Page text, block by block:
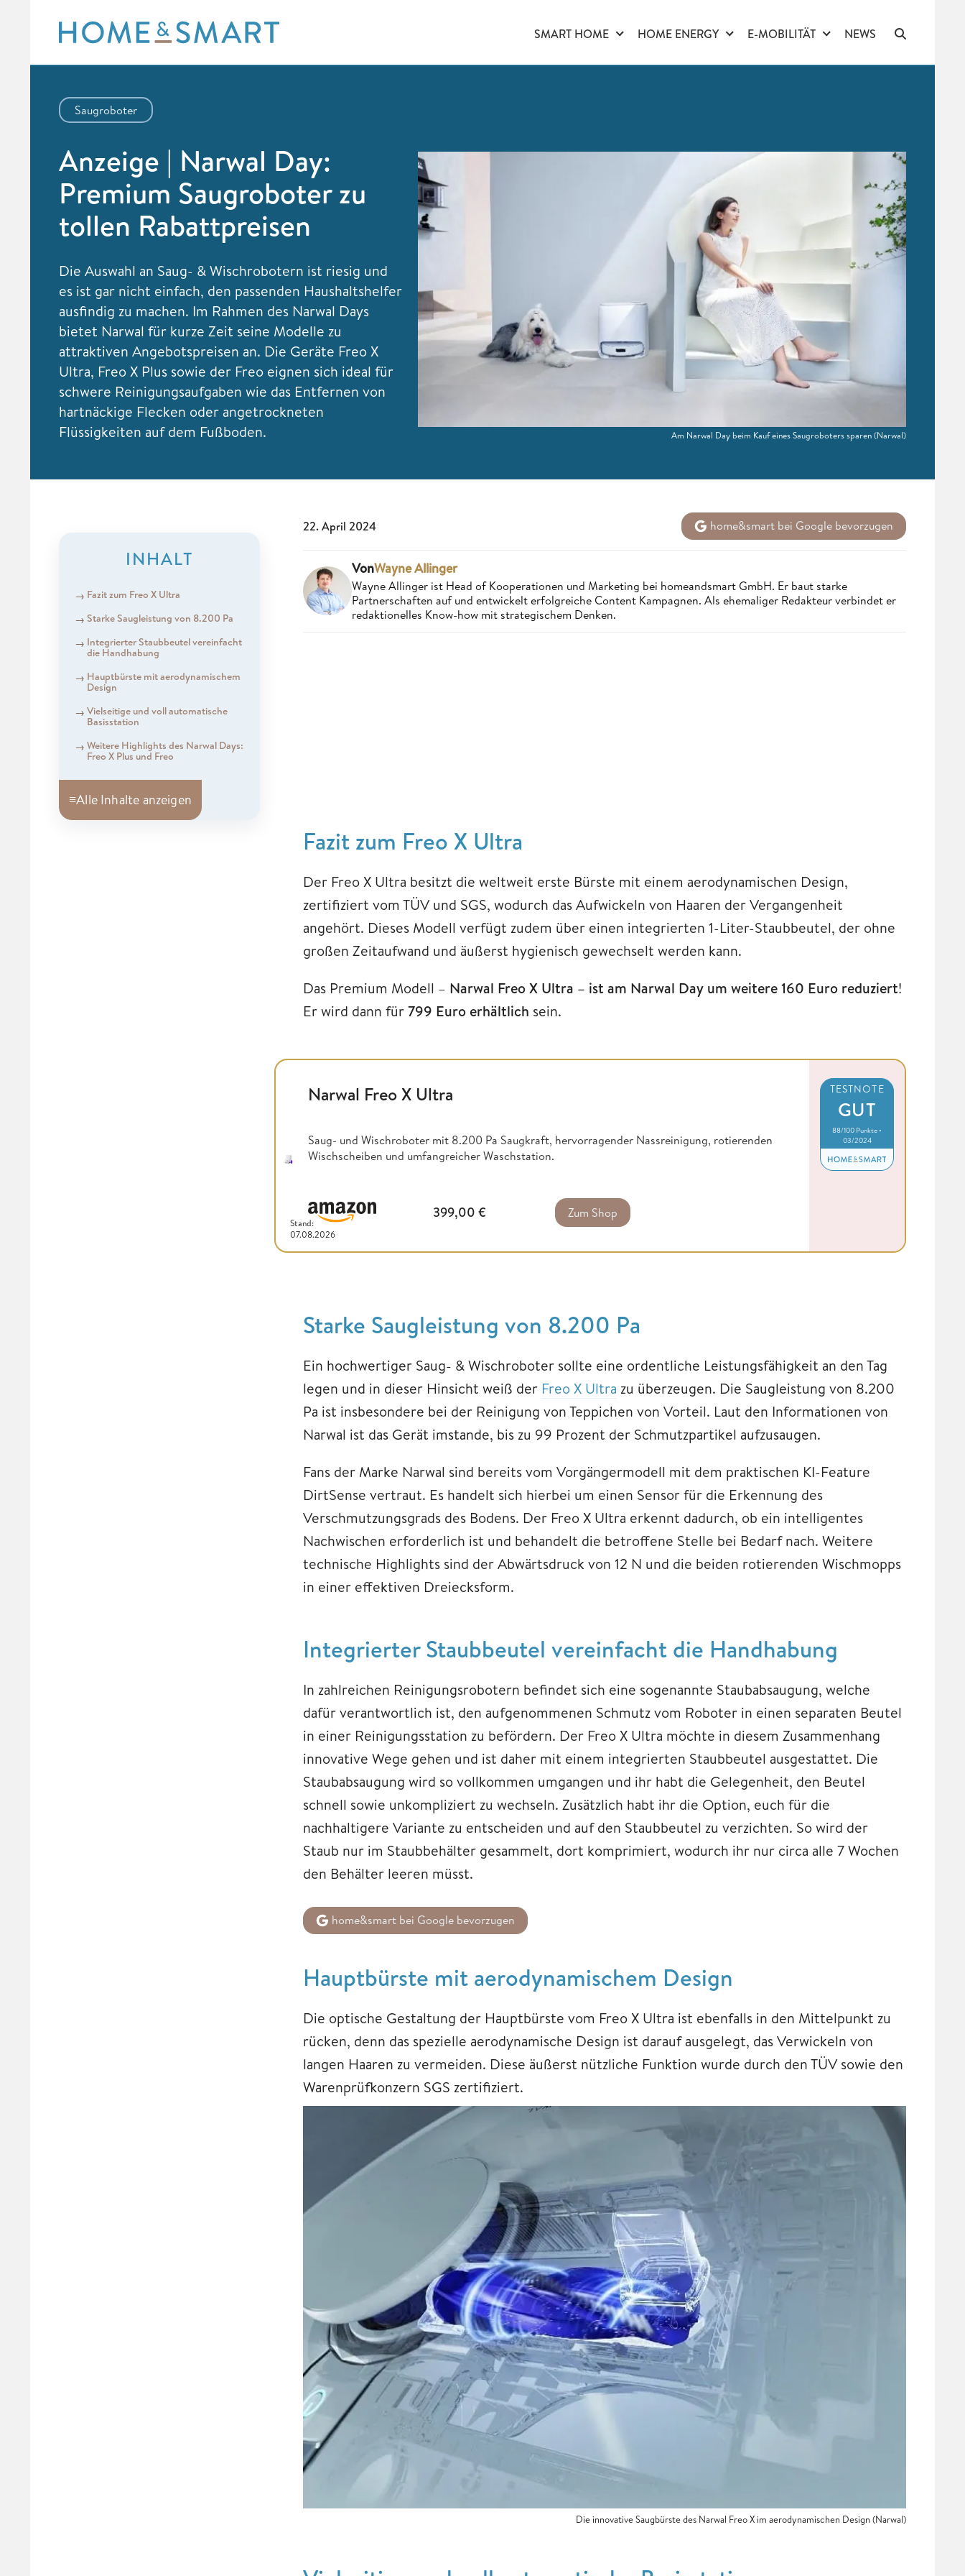
content
SMART HOME HOME ENERGY E-MOBILITÄT NEWS
Saugroboter
Anzeige | Narwal Day:
Premium Saugroboter zu
tollen Rabattpreisen
Die Auswahl an Saug- & Wischrobotern ist riesig und
es ist gar nicht einfach, den passenden Haushaltshelfer
ausfindig zu machen. Im Rahmen des Narwal Days
bietet Narwal für kurze Zeit seine Modelle zu
attraktiven Angebotspreisen an. Die Geräte Freo X
Ultra, Freo X Plus sowie der Freo eignen sich ideal für
schwere Reinigungsaufgaben wie das Entfernen von
hartnäckige Flecken oder angetrockneten
Flüssigkeiten auf dem Fußboden.
Am Narwal Day beim Kauf eines Saugroboters sparen(Narwal)
INHALT
Fazit zum Freo X Ultra
Starke Saugleistung von 8.200 Pa
Integrierter Staubbeutel vereinfacht
die Handhabung
Hauptbürste mit aerodynamischem
Design
Vielseitige und voll automatische
Basisstation
Weitere Highlights des Narwal Days:
Freo X Plus und Freo
≡Alle Inhalte anzeigen
22. April 2024 home&smart bei Google bevorzugen
VonWayne Allinger
Wayne Allinger ist Head of Kooperationen und Marketing bei homeandsmart GmbH. Er baut starke
Partnerschaften auf und entwickelt erfolgreiche Content Kampagnen. Als ehemaliger Redakteur verbindet er
redaktionelles Know-how mit strategischem Denken.
Fazit zum Freo X Ultra
Der Freo X Ultra besitzt die weltweit erste Bürste mit einem aerodynamischen Design,
zertifiziert vom TÜV und SGS, wodurch das Aufwickeln von Haaren der Vergangenheit
angehört. Dieses Modell verfügt zudem über einen integrierten 1-Liter-Staubbeutel, der ohne
großen Zeitaufwand und äußerst hygienisch gewechselt werden kann.
Das Premium Modell – Narwal Freo X Ultra – ist am Narwal Day um weitere 160 Euro reduziert!
Er wird dann für799 Euro erhältlich sein.
Stand:
07.08.2026
Narwal Freo X Ultra
Saug- und Wischroboter mit 8.200 Pa Saugkraft, hervorragender Nassreinigung, rotierenden
Wischscheiben und umfangreicher Waschstation.
399,00 € Zum Shop
TESTNOTE
GUT
88/100 Punkte •
03/2024
Starke Saugleistung von 8.200 Pa
Ein hochwertiger Saug- & Wischroboter sollte eine ordentliche Leistungsfähigkeit an den Tag
legen und in dieser Hinsicht weiß der Freo X Ultra zu überzeugen. Die Saugleistung von 8.200
Pa ist insbesondere bei der Reinigung von Teppichen von Vorteil. Laut den Informationen von
Narwal ist das Gerät imstande, bis zu 99 Prozent der Schmutzpartikel aufzusaugen.
Fans der Marke Narwal sind bereits vom Vorgängermodell mit dem praktischen KI-Feature
DirtSense vertraut. Es handelt sich hierbei um einen Sensor für die Erkennung des
Verschmutzungsgrads des Bodens. Der Freo X Ultra erkennt dadurch, ob ein intelligentes
Nachwischen erforderlich ist und behandelt die betroffene Stelle bei Bedarf nach. Weitere
technische Highlights sind der Abwärtsdruck von 12 N und die beiden rotierenden Wischmopps
in einer effektiven Dreiecksform.
Integrierter Staubbeutel vereinfacht die Handhabung
In zahlreichen Reinigungsrobotern befindet sich eine sogenannte Staubabsaugung, welche
dafür verantwortlich ist, den aufgenommenen Schmutz vom Roboter in einen separaten Beutel
in einer Reinigungsstation zu befördern. Der Freo X Ultra möchte in diesem Zusammenhang
innovative Wege gehen und ist daher mit einem integrierten Staubbeutel ausgestattet. Die
Staubabsaugung wird so vollkommen umgangen und ihr habt die Gelegenheit, den Beutel
schnell sowie unkompliziert zu wechseln. Zusätzlich habt ihr die Option, euch für die
nachhaltigere Variante zu entscheiden und auf den Staubbeutel zu verzichten. So wird der
Staub nur im Staubbehälter gesammelt, dort komprimiert, wodurch ihr nur circa alle 7 Wochen
den Behälter leeren müsst.
home&smart bei Google bevorzugen
Hauptbürste mit aerodynamischem Design
Die optische Gestaltung der Hauptbürste vom Freo X Ultra ist ebenfalls in den Mittelpunkt zu
rücken, denn das spezielle aerodynamische Design ist darauf ausgelegt, das Verwickeln von
langen Haaren zu vermeiden. Diese äußerst nützliche Funktion wurde durch den TÜV sowie den
Warenprüfkonzern SGS zertifiziert.
Die innovative Saugbürste des Narwal Freo X im aerodynamischen Design (Narwal)